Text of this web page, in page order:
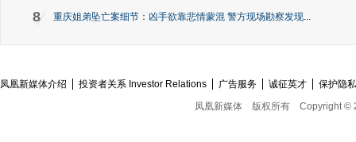
8 重庆姐弟坠亡案细节：凶手欲靠悲情蒙混 警方现场勘察发现...
凤凰新媒体介绍 投资者关系 Investor Relations 广告服务 诚征英才
保护隐
凤凰新媒体
版权所有 Copyright ©